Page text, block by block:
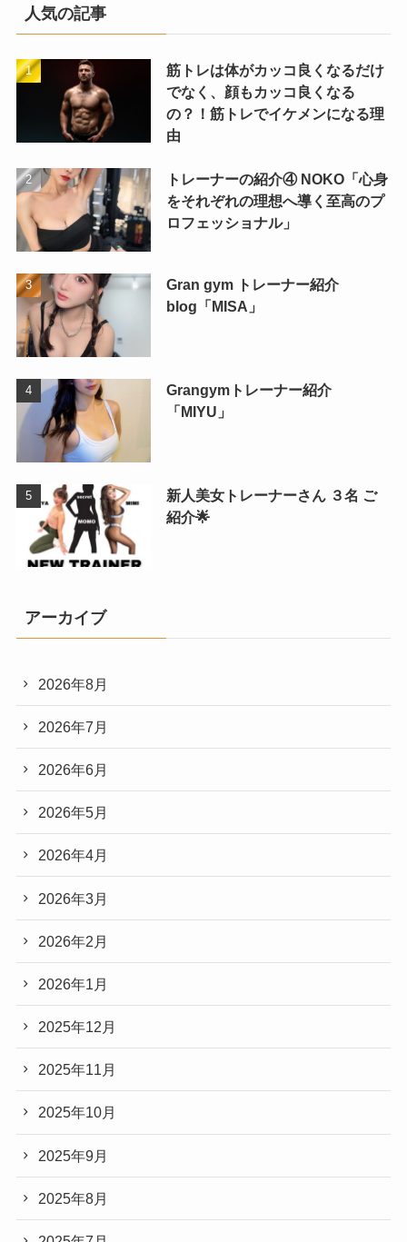
人気の記事
筋トレは体がカッコ良くなるだけ
でなく、顔もカッコ良くなる
の？！筋トレでイケメンになる理
由
トレーナーの紹介④ NOKO「心身
をそれぞれの理想へ導く至高のプ
ロフェッショナル」
Gran gym トレーナー紹介
blog「MISA」
Grangymトレーナー紹介
「MIYU」
新人美女トレーナーさん ３名 ご
紹介🌟
アーカイブ
2026年8月
2026年7月
2026年6月
2026年5月
2026年4月
2026年3月
2026年2月
2026年1月
2025年12月
2025年11月
2025年10月
2025年9月
2025年8月